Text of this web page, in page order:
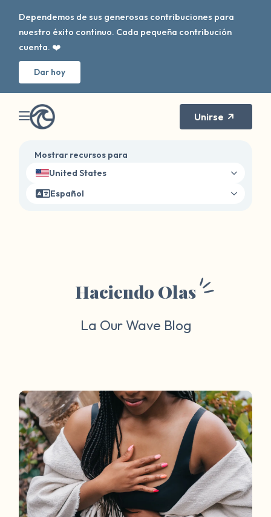
Dependemos de sus generosas contribuciones para
nuestro éxito continuo. Cada pequeña contribución
cuenta. ❤️
Dar hoy
Unirse
Mostrar recursos para
United States
Español
Haciendo Olas
La Our Wave Blog